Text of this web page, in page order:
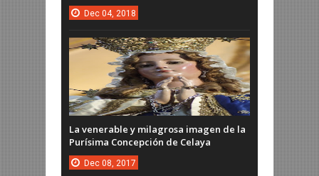
Dec 04, 2018
La venerable y milagrosa imagen de la
Purísima Concepción de Celaya
Dec 08, 2017